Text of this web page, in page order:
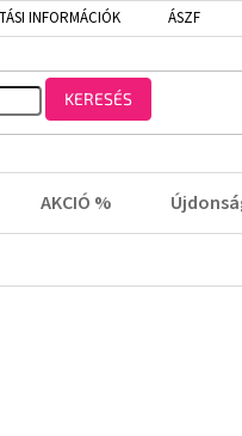
INFORMÁCIÓK ÁSZF
KERESÉS
AKCIÓ %